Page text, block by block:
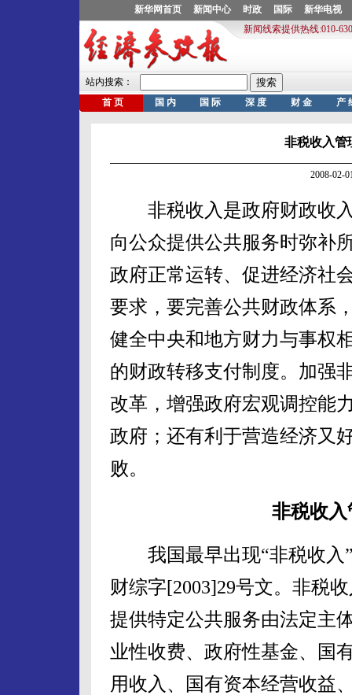
非税收入管
2008-02-
非税收入是政府财政收入
向公众提供公共服务时弥补
政府正常运转、促进经济社
要求，要完善公共财政体系
健全中央和地方财力与事权
的财政转移支付制度。加强
改革，增强政府宏观调控能
政府；还有利于营造经济又
败。
非税收
我国最早出现“非税收入”
财综字[2003]29号文。非税
提供特定公共服务由法定主
业性收费、政府性基金、国
用收入、国有资本经营收益